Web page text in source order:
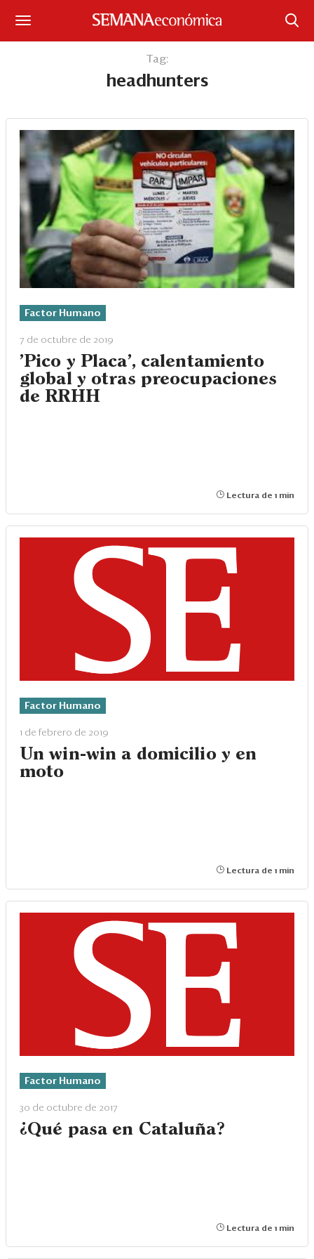
Portada
¿Qué está pasando?
Sectores y Empresas
Management
Economía y Finanzas
Legal y Política
Eventos
Ranking CEO
Tag:
headhunters
Factor Humano
7 de octubre de 2019
'Pico y Placa', calentamiento
global y otras preocupaciones
de RRHH
Lectura de 1 min
Factor Humano
1 de febrero de 2019
Un win-win a domicilio y en
moto
Lectura de 1 min
Factor Humano
30 de octubre de 2017
¿Qué pasa en Cataluña?
Lectura de 1 min